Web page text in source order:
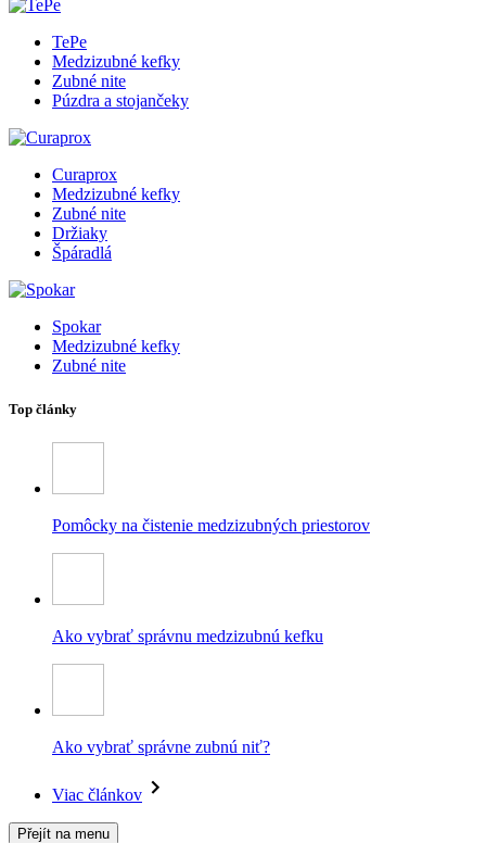
TePe
Medzizubné kefky
Zubné nite
Púzdra a stojančeky
Curaprox
Medzizubné kefky
Zubné nite
Držiaky
Špáradlá
Spokar
Medzizubné kefky
Zubné nite
Top články
Pomôcky na čistenie medzizubných priestorov
Ako vybrať správnu medzizubnú kefku
Ako vybrať správne zubnú niť?
Viac článkov
Přejít na menu